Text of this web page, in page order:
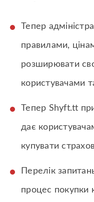
Тепер
правилами,
розширювати
користувачами
Тепер Shyft.tt
дає
купувати
Перелік
процес покупки